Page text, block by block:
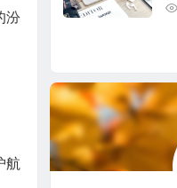
汾
航